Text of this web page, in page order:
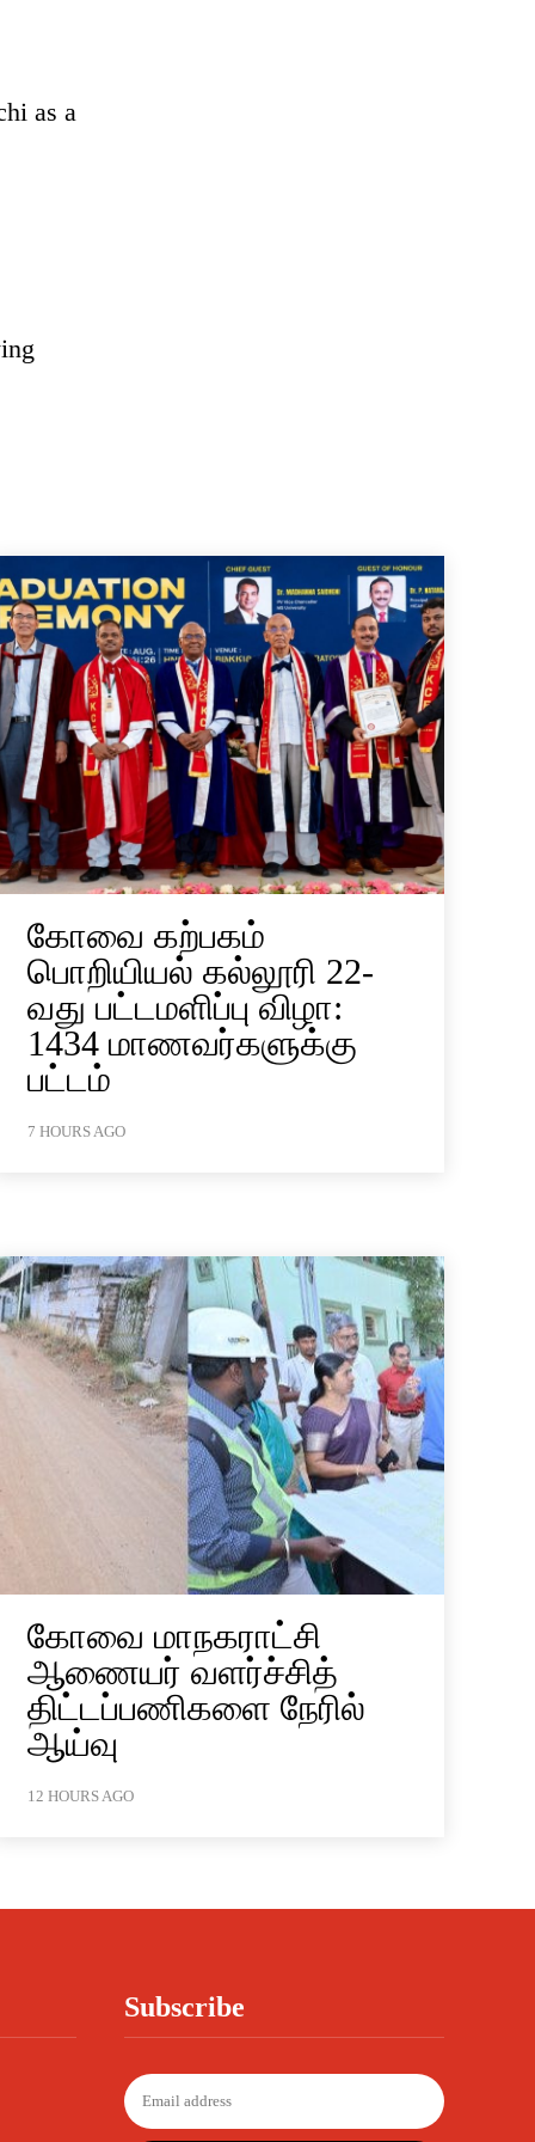
as a
கோவை கற்பகம்
பொறியியல் கல்லூரி 22-
வது பட்டமளிப்பு விழா:
1434 மாணவர்களுக்கு
பட்டம்
7 HOURS AGO
கோவை மாநகராட்சி
ஆணையர் வளர்ச்சித்
திட்டப்பணிகளை நேரில்
ஆய்வு
12 HOURS AGO
Subscribe